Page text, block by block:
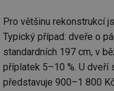
Pro většinu rekonstrukcí
Typický případ: dveře o
standardních 197 cm, v
příplatek 5–10 %. U dveří
představuje 900–1 800